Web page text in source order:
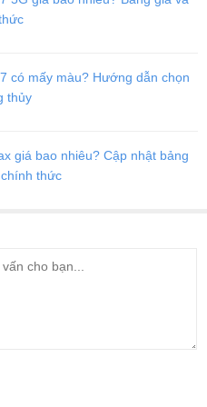
vết bẩn khô cứng, vết bám lâu
lau.
rối chủ động giúp đưa tóc dài
bụi, hạn chế tối đa tình trạng tóc
suất hút.
có mấy màu? Hướng dẫn chọn
thủy
giá bao nhiêu? Cập nhật bảng
thức